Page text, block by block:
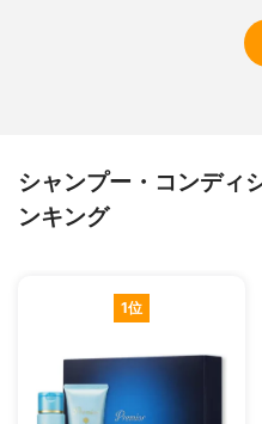
シャンプー・コンディ
ンキング
1位